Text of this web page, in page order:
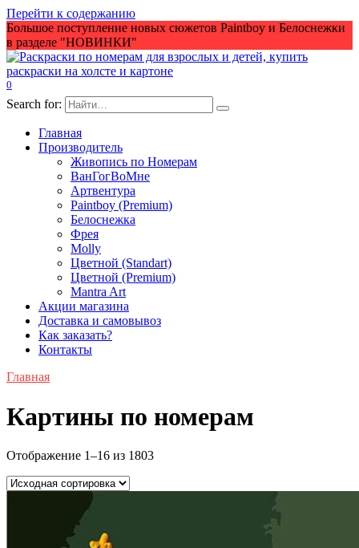
Перейти к содержанию
Большое поступление новых сюжетов Paintboy и Белоснежки
в разделе "НОВИНКИ"
0
Search for:
Главная
Производитель
Живопись по Номерам
ВанГогВоМне
Артвентура
Paintboy (Premium)
Белоснежка
Фрея
Molly
Цветной (Standart)
Цветной (Premium)
Mantra Art
Акции магазина
Доставка и самовывоз
Как заказать?
Контакты
Главная
Картины по номерам
Отображение 1–16 из 1803